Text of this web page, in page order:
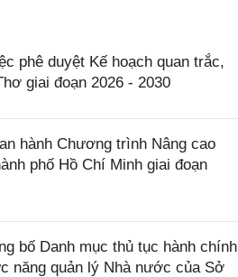
phê duyệt Kế hoạch quan trắc,
giai đoạn 2026 - 2030
hành Chương trình Nâng cao
phố Hồ Chí Minh giai đoạn
bố Danh mục thủ tục hành chính
năng quản lý Nhà nước của Sở